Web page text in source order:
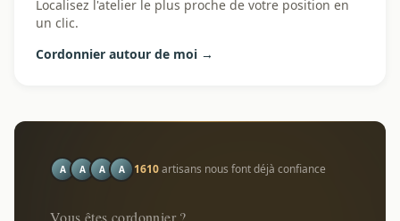
Localisez l'atelier le plus proche de votre position en
un clic.
Cordonnier autour de moi →
A A A A 1610artisans nous font déjà confiance
Vous êtes cordonnier ?